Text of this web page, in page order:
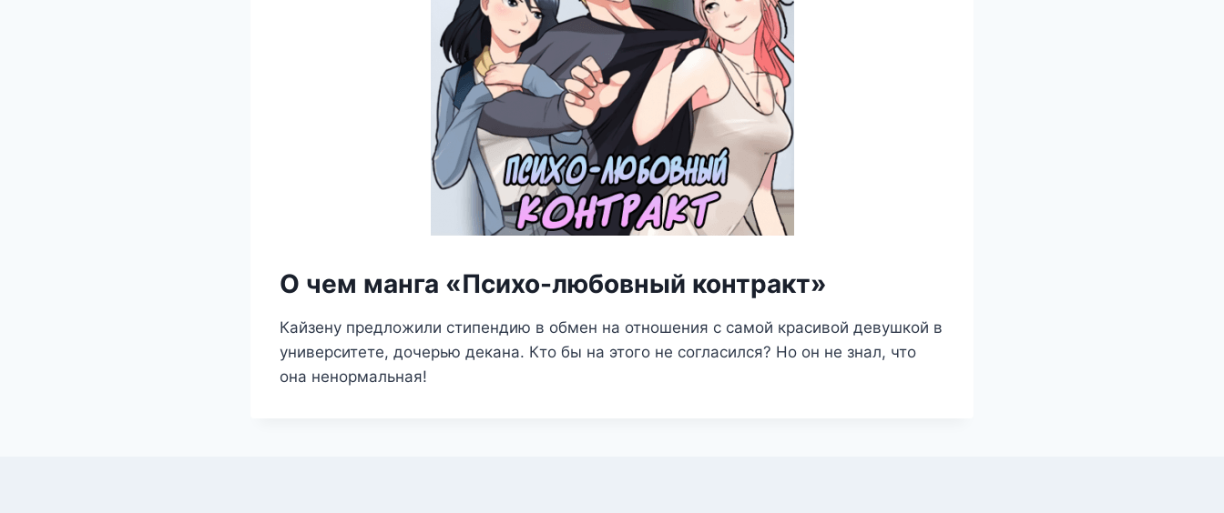
О чем манга «Психо-любовный контракт»
Кайзену предложили стипендию в обмен на отношения с самой красивой девушкой в
университете, дочерью декана. Кто бы на этого не согласился? Но он не знал, что
она ненормальная!